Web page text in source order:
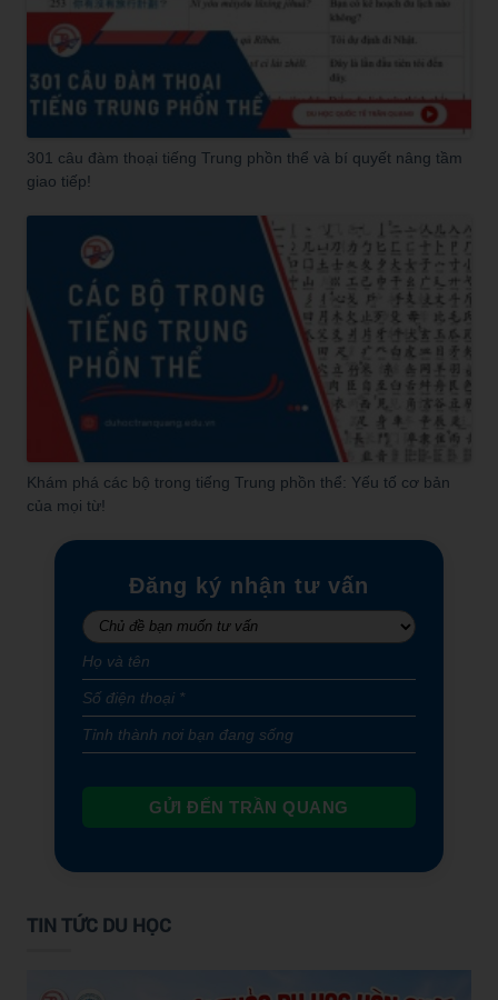
301 câu đàm thoại tiếng Trung phồn thể và bí quyết nâng tầm
giao tiếp!
Khám phá các bộ trong tiếng Trung phồn thể: Yếu tố cơ bản
của mọi từ!
Đăng ký nhận tư vấn
GỬI ĐẾN TRẦN QUANG
TIN TỨC DU HỌC